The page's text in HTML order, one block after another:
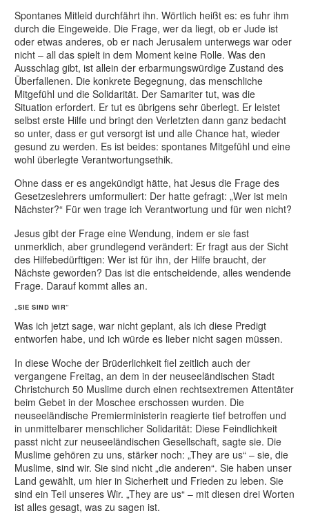
Spontanes Mitleid durchfährt ihn. Wörtlich heißt es: es fuhr ihm
durch die Eingeweide. Die Frage, wer da liegt, ob er Jude ist
oder etwas anderes, ob er nach Jerusalem unterwegs war oder
nicht – all das spielt in dem Moment keine Rolle. Was den
Ausschlag gibt, ist allein der erbarmungswürdige Zustand des
Überfallenen. Die konkrete Begegnung, das menschliche
Mitgefühl und die Solidarität. Der Samariter tut, was die
Situation erfordert. Er tut es übrigens sehr überlegt. Er leistet
selbst erste Hilfe und bringt den Verletzten dann ganz bedacht
so unter, dass er gut versorgt ist und alle Chance hat, wieder
gesund zu werden. Es ist beides: spontanes Mitgefühl und eine
wohl überlegte Verantwortungsethik.
Ohne dass er es angekündigt hätte, hat Jesus die Frage des
Gesetzeslehrers umformuliert: Der hatte gefragt: „Wer ist mein
Nächster?“ Für wen trage ich Verantwortung und für wen nicht?
Jesus gibt der Frage eine Wendung, indem er sie fast
unmerklich, aber grundlegend verändert: Er fragt aus der Sicht
des Hilfebedürftigen: Wer ist für ihn, der Hilfe braucht, der
Nächste geworden? Das ist die entscheidende, alles wendende
Frage. Darauf kommt alles an.
„SIE SIND WIR“
Was ich jetzt sage, war nicht geplant, als ich diese Predigt
entworfen habe, und ich würde es lieber nicht sagen müssen.
In diese Woche der Brüderlichkeit fiel zeitlich auch der
vergangene Freitag, an dem in der neuseeländischen Stadt
Christchurch 50 Muslime durch einen rechtsextremen Attentäter
beim Gebet in der Moschee erschossen wurden. Die
neuseeländische Premierministerin reagierte tief betroffen und
in unmittelbarer menschlicher Solidarität: Diese Feindlichkeit
passt nicht zur neuseeländischen Gesellschaft, sagte sie. Die
Muslime gehören zu uns, stärker noch: „They are us“ – sie, die
Muslime, sind wir. Sie sind nicht „die anderen“. Sie haben unser
Land gewählt, um hier in Sicherheit und Frieden zu leben. Sie
sind ein Teil unseres Wir. „They are us“ – mit diesen drei Worten
ist alles gesagt, was zu sagen ist.